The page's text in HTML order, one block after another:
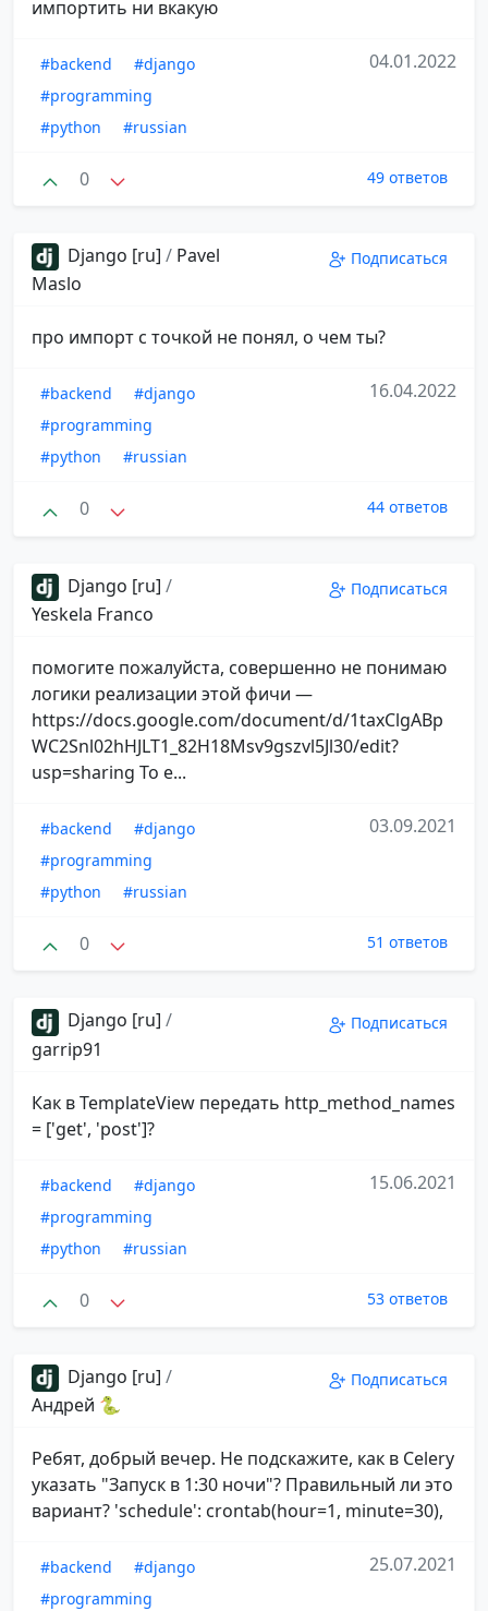
импортить ни вкакую
#backend
#django
#programming
#python
#russian
04.01.2022
0 49 ответов
Django [ru] / Pavel
Maslo
Подписаться
про импорт с точкой не понял, о чем ты?
#backend
#django
#programming
#python
#russian
16.04.2022
0 44 ответов
Django [ru] /
Yeskela Franco
Подписаться
помогите пожалуйста, совершенно не понимаю
логики реализации этой фичи —
https://docs.google.com/document/d/1taxClgABp
WC2Snl02hHJLT1_82H18Msv9gszvl5Jl30/edit?
usp=sharing То е...
#backend
#django
#programming
#python
#russian
03.09.2021
0 51 ответов
Django [ru] /
garrip91
Подписаться
Как в TemplateView передать http_method_names
= ['get', 'post']?
#backend
#django
#programming
#python
#russian
15.06.2021
0 53 ответов
Django [ru] /
Андрей 🐍
Подписаться
Ребят, добрый вечер. Не подскажите, как в Celery
указать "Запуск в 1:30 ночи"? Правильный ли это
вариант? 'schedule': crontab(hour=1, minute=30),
#backend
#django
#programming
25.07.2021